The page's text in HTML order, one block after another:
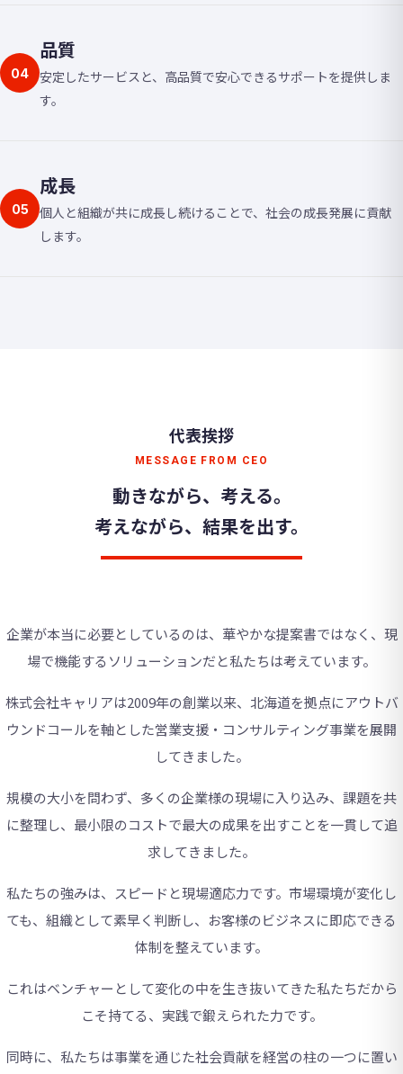
04
品質
安定したサービスと、高品質で安心できるサポートを提供しま
す。
05
成長
個人と組織が共に成長し続けることで、社会の成長発展に貢献
します。
代表挨拶
MESSAGE FROM CEO
動きながら、考える。
考えながら、結果を出す。
企業が本当に必要としているのは、華やかな提案書ではなく、現
場で機能するソリューションだと私たちは考えています。
株式会社キャリアは2009年の創業以来、北海道を拠点にアウトバ
ウンドコールを軸とした営業支援・コンサルティング事業を展開
してきました。
規模の大小を問わず、多くの企業様の現場に入り込み、課題を共
に整理し、最小限のコストで最大の成果を出すことを一貫して追
求してきました。
私たちの強みは、スピードと現場適応力です。市場環境が変化し
ても、組織として素早く判断し、お客様のビジネスに即応できる
体制を整えています。
これはベンチャーとして変化の中を生き抜いてきた私たちだから
こそ持てる、実践で鍛えられた力です。
同時に、私たちは事業を通じた社会貢献を経営の柱の一つに置い